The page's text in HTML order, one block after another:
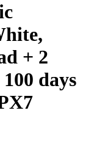
+ 2
days